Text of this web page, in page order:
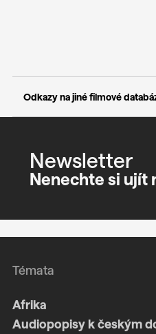
Odkazy na jiné filmové
Newsletter
Nenechte si ujít
Témata
Afrika
Audiopopisy k českým